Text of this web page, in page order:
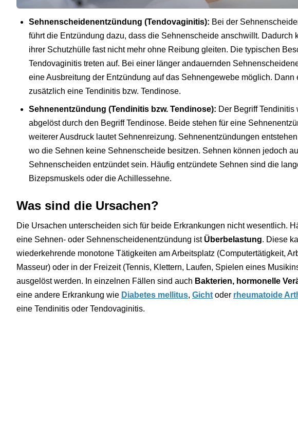
Sehnenscheidenentzündung (Tendovaginitis): Bei der
führt die Entzündung dazu, dass die Sehnenscheide anschwillt. Dadurch
ihrer Schutzhülle fast nicht mehr ohne Reibung gleiten. Die typischen
Tendovaginitis treten auf. Bei einer länger andauernden
eine Ausbreitung der Entzündung auf das Sehnengewebe möglich. Dann
zusätzlich eine Tendinitis bzw. Tendinose.
Sehnenentzündung (Tendinitis bzw. Tendinose): Der Begriff Tendinitis
abgelöst durch den Begriff Tendinose. Beide stehen für eine
weiterer Ausdruck lautet Sehnenreizung. Sehnenentzündungen
wo die Sehnen keine Sehnenscheide besitzen. Sehnen können jedoch
Sehnenscheiden entzündet sein. Häufig entzündete Sehnen sind die
Bizepsmuskels oder die Achillessehne.
Was sind die Ursachen?
Die Ursachen unterscheiden sich für beide Erkrankungen nicht wesentlich.
eine Sehnen- oder Sehnenscheidenentzündung ist Überbelastung. Diese
wiederkehrende monotone Tätigkeiten am Arbeitsplatz (Computertätigkeit,
Masseur) oder in der Freizeit (Tennis, Klettern, Laufen, Spielen eines
ausgelöst werden. In einzelnen Fällen sind auch Bakterien, hormonelle
eine andere Erkrankung wie Diabetes mellitus, Gicht oder rheumatoide
eine Tendinitis oder Tendovaginitis.